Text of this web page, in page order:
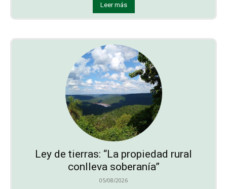
Leer más
Ley de tierras: “La propiedad rural
conlleva soberanía”
05/08/2026